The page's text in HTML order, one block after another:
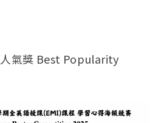
氣獎 Best Popularity